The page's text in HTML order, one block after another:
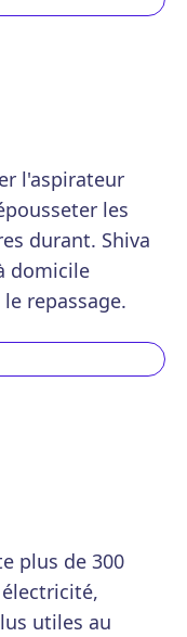
l'aspirateur
les
durant. Shiva
domicile
repassage.
plus de 300
utiles au